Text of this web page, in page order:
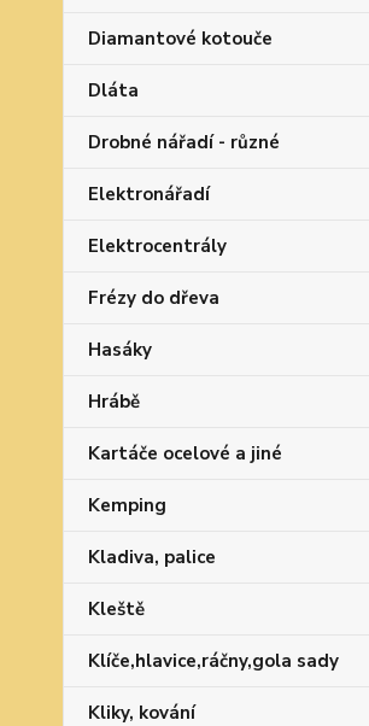
Diamantové kotouče
Dláta
Drobné nářadí - různé
Elektronářadí
Elektrocentrály
Frézy do dřeva
Hasáky
Hrábě
Kartáče ocelové a jiné
Kemping
Kladiva, palice
Kleště
Klíče,hlavice,ráčny,gola sady
Kliky, kování